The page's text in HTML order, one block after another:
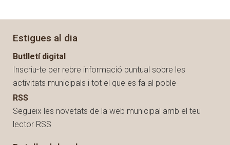
Estigues al dia
Butlletí digital
Inscriu-te per rebre informació puntual sobre les
activitats municipals i tot el que es fa al poble
RSS
Segueix les novetats de la web municipal amb el teu
lector RSS